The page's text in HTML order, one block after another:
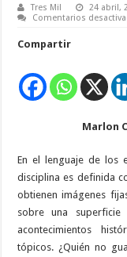
Tres Mil 24 abril,
Comentarios
Compartir
Marlon
En el lenguaje de los
disciplina es definida
obtienen imágenes
sobre una
acontecimientos
tópicos. ¿Quién no